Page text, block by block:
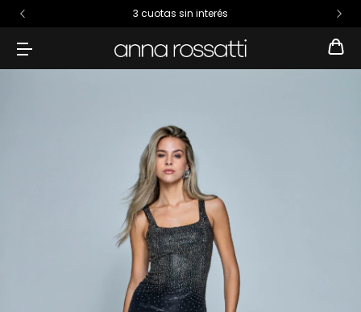
3 cuotas sin interés